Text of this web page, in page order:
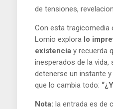
de tensiones,
Con esta tragicomedia
Lomio explora lo
existencia y recuerda
inesperados de la vida,
detenerse un instante
que lo cambia todo:
Nota:la entrada es de